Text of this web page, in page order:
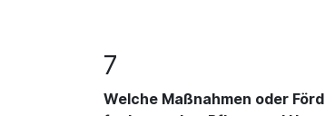
7
Welche Maßnahmen oder